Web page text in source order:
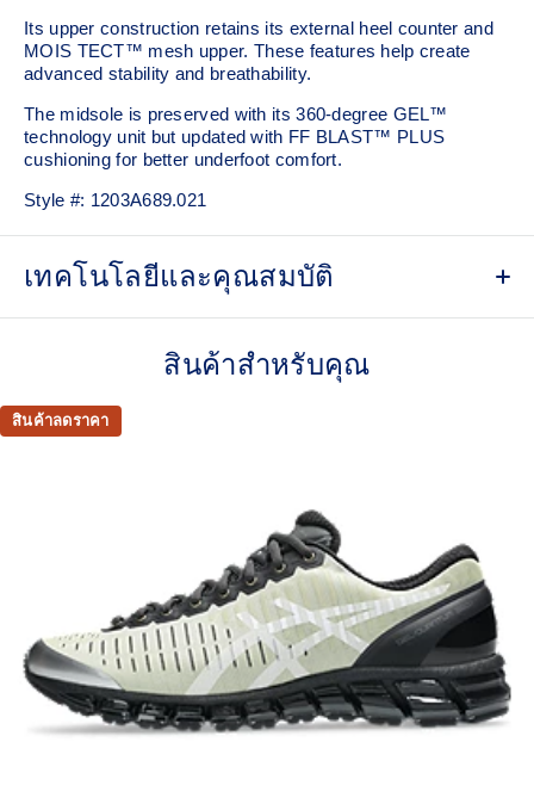
Its upper construction retains its external heel counter and
MOIS TECT™ mesh upper. These features help create
advanced stability and breathability.
The midsole is preserved with its 360-degree GEL​™
technology unit but updated with FF BLAST™ PLUS
cushioning for better underfoot comfort.
Style #: 1203A689.021
เทคโนโลยีและคุณสมบัติ
Helps increase breathability
Helps increase support
FF BLAST™ PLUS cushioning from our running
collection has been re-tuned for everyday purposes
Shock-attenuating material placed in the midsole of the
shoe for cushioning and shock absorption
สินค้าสำหรับคุณ
สินค้าลดราคา